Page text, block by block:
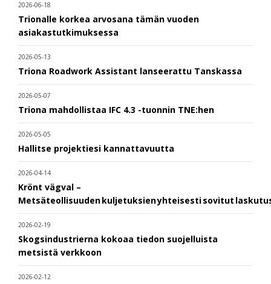
2026-06-18
Trionalle korkea arvosana tämän vuoden
asiakastutkimuksessa
2026-05-13
Triona Roadwork Assistant lanseerattu Tanskassa
2026-05-07
Triona mahdollistaa IFC 4.3 -tuonnin TNE:hen
2026-05-05
Hallitse projektiesi kannattavuutta
2026-04-14
Krönt vägval –
Metsäteollisuuden kuljetuksien yhteisesti sovitut
2026-02-19
Skogsindustrierna kokoaa tiedon suojelluista
metsistä verkkoon
2026-02-12